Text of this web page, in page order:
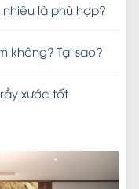
là phù hợp?
Tại sao?
xước tốt